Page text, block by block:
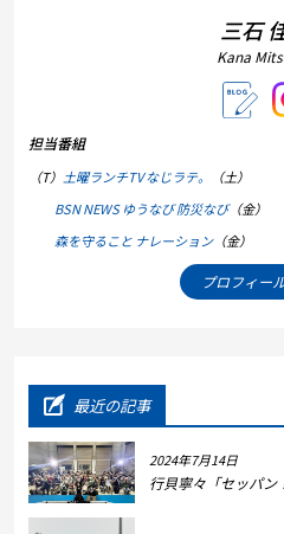
三石
Kana
担当番組
（T） 土曜ランチTV なじラテ。
（土）
BSN NEWS ゆうなび 防災なび（金）
森を守ること ナレーション（金）
プロフィー
最近の記事
2024年7月14日
行貝寧々「セッパン